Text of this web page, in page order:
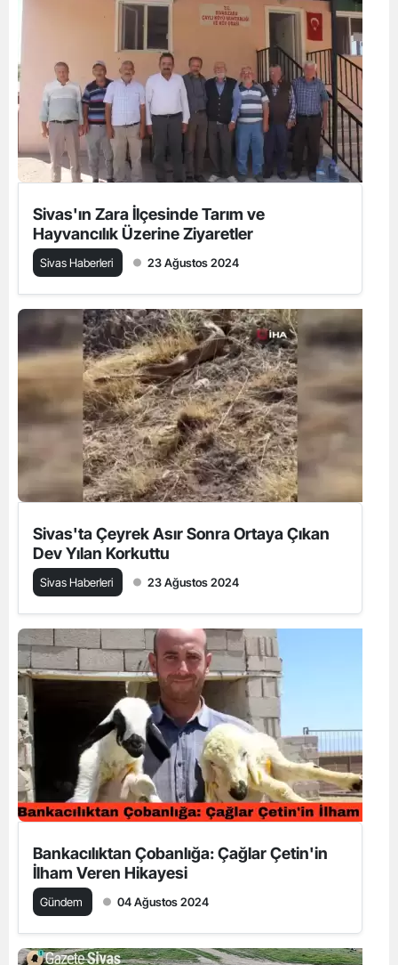
Sivas'ın Zara İlçesinde Tarım ve
Hayvancılık Üzerine Ziyaretler
Sivas Haberleri 23 Ağustos 2024
Sivas'ta Çeyrek Asır Sonra Ortaya Çıkan
Dev Yılan Korkuttu
Sivas Haberleri 23 Ağustos 2024
Bankacılıktan Çobanlığa: Çağlar Çetin'in
İlham Veren Hikayesi
Gündem 04 Ağustos 2024